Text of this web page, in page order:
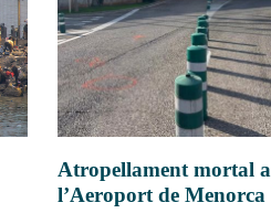
Atropellament mortal a
l’Aeroport de Menorca